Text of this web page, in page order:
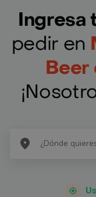
Ingresa
pedir en
Beer